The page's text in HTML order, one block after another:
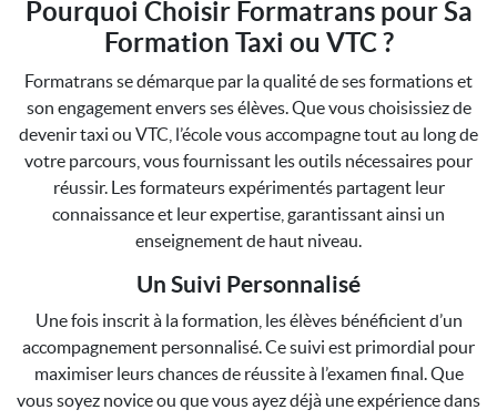
Pourquoi Choisir Formatrans pour Sa
Formation Taxi ou VTC ?
Formatrans se démarque par la qualité de ses formations et
son engagement envers ses élèves. Que vous choisissiez de
devenir taxi ou VTC, l’école vous accompagne tout au long de
votre parcours, vous fournissant les outils nécessaires pour
réussir. Les formateurs expérimentés partagent leur
connaissance et leur expertise, garantissant ainsi un
enseignement de haut niveau.
Un Suivi Personnalisé
Une fois inscrit à la formation, les élèves bénéficient d’un
accompagnement personnalisé. Ce suivi est primordial pour
maximiser leurs chances de réussite à l’examen final. Que
vous soyez novice ou que vous ayez déjà une expérience dans